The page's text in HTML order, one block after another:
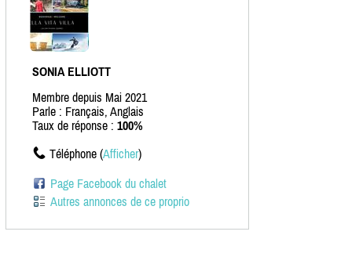
SONIA ELLIOTT
Membre depuis Mai 2021
Parle : Français, Anglais
Taux de réponse : 100%
Téléphone (Afficher)
Page Facebook du chalet
Autres annonces de ce proprio